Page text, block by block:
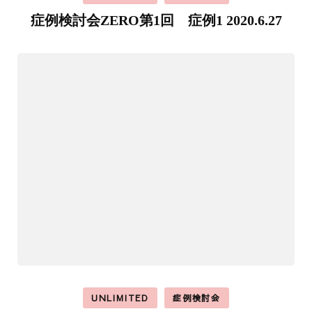
症例検討会ZERO第1回 症例1 2020.6.27
UNLIMITED 症例検討会